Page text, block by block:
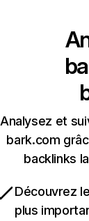
Analysez et
bark.com
backlinks
Découvrez
plus